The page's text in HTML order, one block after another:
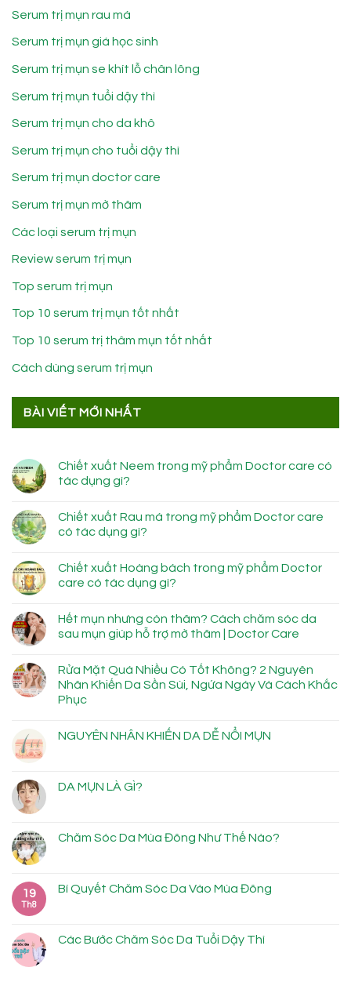
Serum trị mụn rau má
Serum trị mụn giá học sinh
Serum trị mụn se khít lỗ chân lông
Serum trị mụn tuổi dậy thì
Serum trị mụn cho da khô
Serum trị mụn cho tuổi dậy thì
Serum trị mụn doctor care
Serum trị mụn mờ thâm
Các loại serum trị mụn
Review serum trị mụn
Top serum trị mụn
Top 10 serum trị mụn tốt nhất
Top 10 serum trị thâm mụn tốt nhất
Cách dùng serum trị mụn
BÀI VIẾT MỚI NHẤT
Chiết xuất Neem trong mỹ phẩm Doctor care có
tác dụng gì?
Chiết xuất Rau má trong mỹ phẩm Doctor care
có tác dụng gì?
Chiết xuất Hoàng bách trong mỹ phẩm Doctor
care có tác dụng gì?
Hết mụn nhưng còn thâm? Cách chăm sóc da
sau mụn giúp hỗ trợ mờ thâm | Doctor Care
Rửa Mặt Quá Nhiều Có Tốt Không? 2 Nguyên
Nhân Khiến Da Sần Sùi, Ngứa Ngáy Và Cách Khắc
Phục
NGUYÊN NHÂN KHIẾN DA DỄ NỔI MỤN
DA MỤN LÀ GÌ?
Chăm Sóc Da Mùa Đông Như Thế Nào?
19
Th8
Bí Quyết Chăm Sóc Da Vào Mùa Đông
Các Bước Chăm Sóc Da Tuổi Dậy Thì